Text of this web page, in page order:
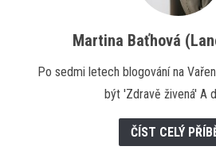
Martina Baťhová
Po sedmi letech blogování na
být 'Zdravě živená' A
ČÍST CELÝ